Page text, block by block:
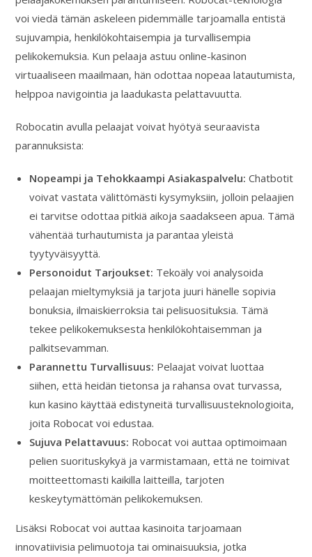
voi viedä tämän askeleen pidemmälle tarjoamalla entistä
sujuvampia, henkilökohtaisempia ja turvallisempia
pelikokemuksia. Kun pelaaja astuu online-kasinon
virtuaaliseen maailmaan, hän odottaa nopeaa latautumista,
helppoa navigointia ja laadukasta pelattavuutta.
Robocatin avulla pelaajat voivat hyötyä seuraavista
parannuksista:
Nopeampi ja Tehokkaampi Asiakaspalvelu: Chatbotit
voivat vastata välittömästi kysymyksiin, jolloin pelaajien
ei tarvitse odottaa pitkiä aikoja saadakseen apua. Tämä
vähentää turhautumista ja parantaa yleistä
tyytyväisyyttä.
Personoidut Tarjoukset: Tekoäly voi analysoida
pelaajan mieltymyksiä ja tarjota juuri hänelle sopivia
bonuksia, ilmaiskierroksia tai pelisuosituksia. Tämä
tekee pelikokemuksesta henkilökohtaisemman ja
palkitsevamman.
Parannettu Turvallisuus: Pelaajat voivat luottaa
siihen, että heidän tietonsa ja rahansa ovat turvassa,
kun kasino käyttää edistyneitä turvallisuusteknologioita,
joita Robocat voi edustaa.
Sujuva Pelattavuus: Robocat voi auttaa optimoimaan
pelien suorituskykyä ja varmistamaan, että ne toimivat
moitteettomasti kaikilla laitteilla, tarjoten
keskeytymättömän pelikokemuksen.
Lisäksi Robocat voi auttaa kasinoita tarjoamaan
innovatiivisia pelimuotoja tai ominaisuuksia, jotka